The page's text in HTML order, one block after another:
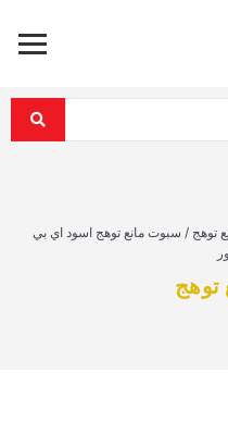
توهج / سبوت مانع توهج اسود اي بي
توهج